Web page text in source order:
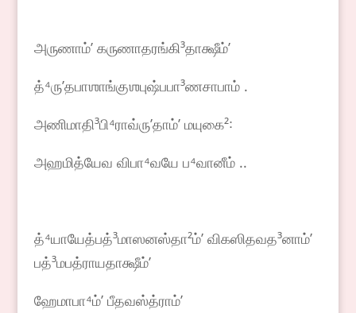
அருணாம்ʼ கருணாதரங்கி³தாக்ஷீம்ʼ
த்⁴ருʼதபாஶாங்குஶபுஷ்பபா³ணசாபாம் .
அணிமாதி³பி⁴ராவ்ருʼதாம்ʼ மயுகை²꞉
அஹமித்யேவ விபா⁴வயே ப⁴வானீம் ..
த்⁴யாயேத்பத்³மாஸனஸ்தா²ம்ʼ விகஸிதவத³னாம்ʼ
பத்³மபத்ராயதாக்ஷீம்ʼ
ஹேமாபா⁴ம்ʼ பீதவஸ்த்ராம்ʼ